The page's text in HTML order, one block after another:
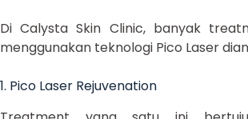
Di Calysta Skin Clinic, banyak
menggunakan teknologi Pico Laser
1. Pico Laser Rejuvenation